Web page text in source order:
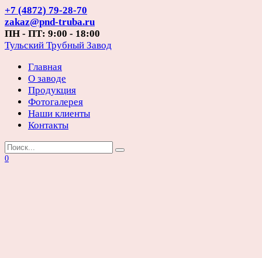
Перейти
к
содержанию
+7 (4872) 79-28-70
zakaz@pnd-truba.ru
ПН - ПТ: 9:00 - 18:00
Тульский Трубный Завод
Главная
О заводе
Продукция
Фотогалерея
Наши клиенты
Контакты
Search
for:
0